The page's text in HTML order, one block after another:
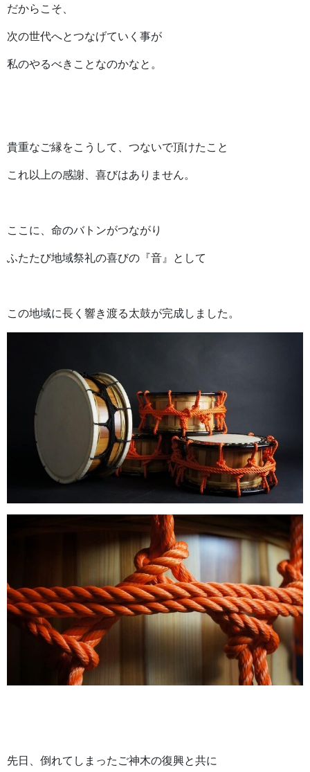
だからこそ、
次の世代へとつなげていく事が
私のやるべきことなのかなと。
貴重なご縁をこうして、つないで頂けたこと
これ以上の感謝、喜びはありません。
ここに、命のバトンがつながり
ふたたび地域祭礼の喜びの『音』として
この地域に長く響き渡る太鼓が完成しました。
先日、倒れてしまったご神木の復興と共に